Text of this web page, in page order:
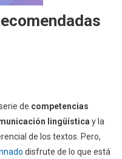
de competencias
lingüísticay la
de los textos. Pero,
disfrute de lo que está